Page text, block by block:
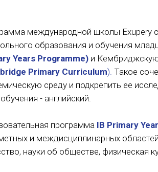
международной школы Exupery
образования и обучения
Years Programme) и
Primary Curriculum). Такое
среду и подкрепить ее
- английский.
программа IB Primary
и междисциплинарных
науки об обществе, физическая